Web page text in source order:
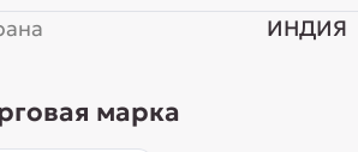
ИНДИЯ
марка